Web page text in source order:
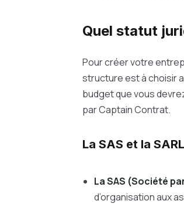
Quel statut
Pour créer votre
structure est à choisir
budget que vous
par Captain Contrat.
La SAS et la
La SAS (Société
d’organisation aux